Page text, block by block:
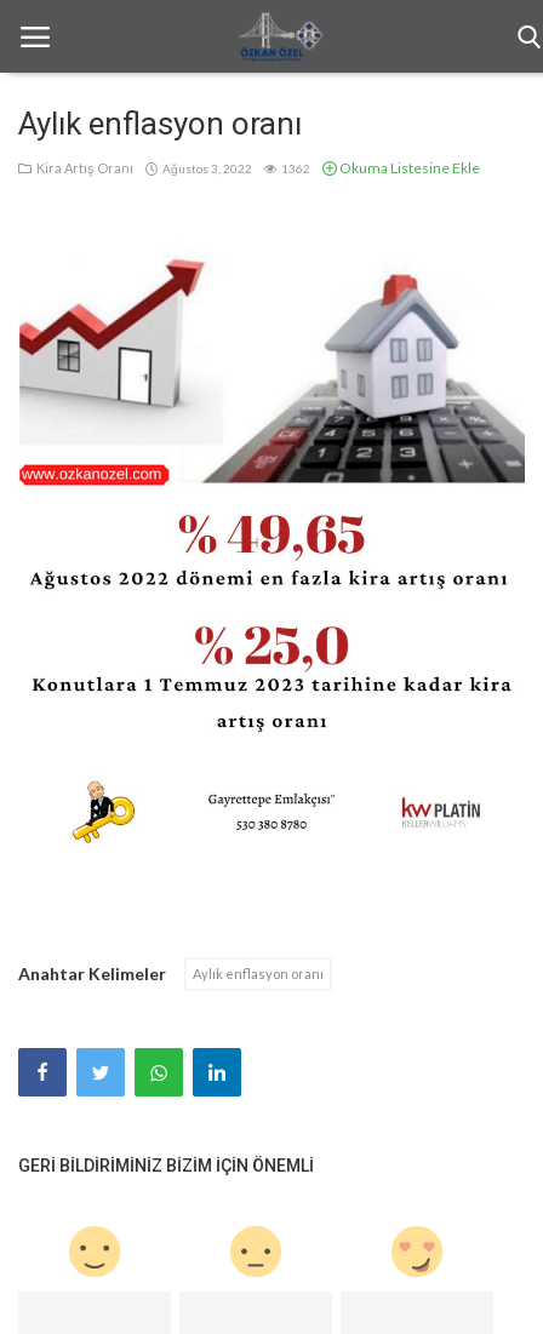
Anasayfa
Haftalık Bülten
İletişim
Türkçe
Aylık enflasyon oranı
Kira Artış Oranı Ağustos 3, 2022 1362 Okuma Listesine Ekle
Anahtar Kelimeler Aylık enflasyon oranı
GERI BILDIRIMINIZ BIZIM IÇIN ÖNEMLI